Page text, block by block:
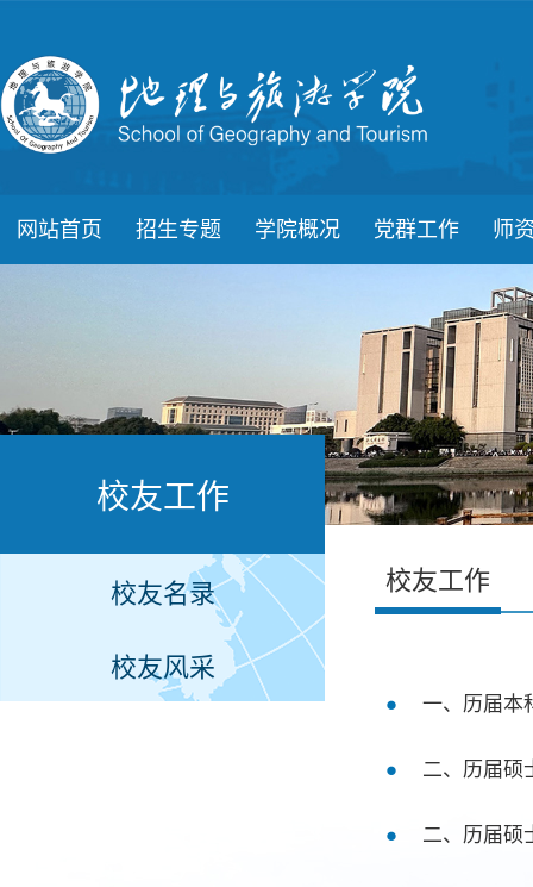
网站首页 招生专题 学院概况 党群工作 师
校友工作
校友名录
校友风采
校友工作
一、历届本
二、历届硕
二、历届硕